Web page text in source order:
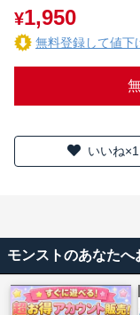
¥1,950
無料登録して値下
いいね×1
モンストのあなたへ